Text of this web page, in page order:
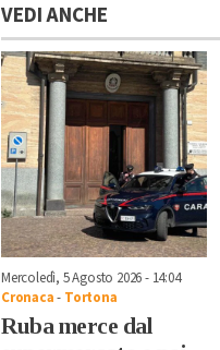
VEDI ANCHE
Mercoledì, 5 Agosto 2026 - 14:04
Cronaca- Tortona
Ruba merce dal